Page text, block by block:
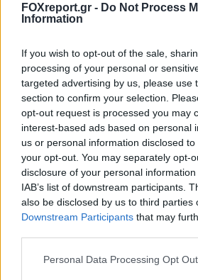
FOXreport.gr - Do Not Process
Information
If you wish to opt-out of the sale,
processing of your personal or
targeted advertising by us, please use
section to confirm your selection.
opt-out request is processed you may
interest-based ads based on personal
us or personal information disclosed
your opt-out. You may separately opt-
disclosure of your personal
IAB’s list of downstream participants.
also be disclosed by us to third parties
Downstream Participants that may
Personal Data Processing Opt
Η OpenAI αποκαλύπτει πώς
κυβερνοεγκληματίες
ChatGPT για οργανωμένες
απάτες
ΤΕΧΝΟΛΟΓΊΑ 13:00, 05/08/2026